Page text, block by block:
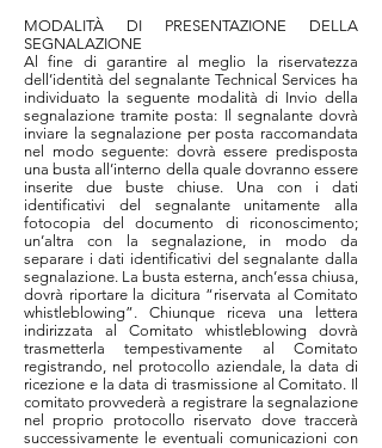
MODALITÀ DI PRESENTAZIONE DELLA
SEGNALAZIONE
Al fine di garantire al meglio la riservatezza
dell’identità del segnalante Technical Services ha
individuato la seguente modalità di Invio della
segnalazione tramite posta: Il segnalante dovrà
inviare la segnalazione per posta raccomandata
nel modo seguente: dovrà essere predisposta
una busta all’interno della quale dovranno essere
inserite due buste chiuse. Una con i dati
identificativi del segnalante unitamente alla
fotocopia del documento di riconoscimento;
un’altra con la segnalazione, in modo da
separare i dati identificativi del segnalante dalla
segnalazione. La busta esterna, anch’essa chiusa,
dovrà riportare la dicitura “riservata al Comitato
whistleblowing”. Chiunque riceva una lettera
indirizzata al Comitato whistleblowing dovrà
trasmetterla tempestivamente al Comitato
registrando, nel protocollo aziendale, la data di
ricezione e la data di trasmissione al Comitato. Il
comitato provvederà a registrare la segnalazione
nel proprio protocollo riservato dove traccerà
successivamente le eventuali comunicazioni con